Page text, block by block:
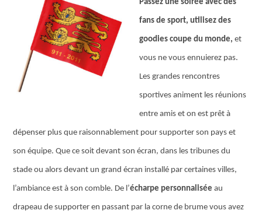
Passez une soirée avec des
fans de sport, utilisez des
goodies coupe du monde, et
vous ne vous ennuierez pas.
Les grandes rencontres
sportives animent les réunions
entre amis et on est prêt à
dépenser plus que raisonnablement pour supporter son pays et
son équipe. Que ce soit devant son écran, dans les tribunes du
stade ou alors devant un grand écran installé par certaines villes,
l’ambiance est à son comble. De l’écharpe personnalisée au
drapeau de supporter en passant par la corne de brume vous avez